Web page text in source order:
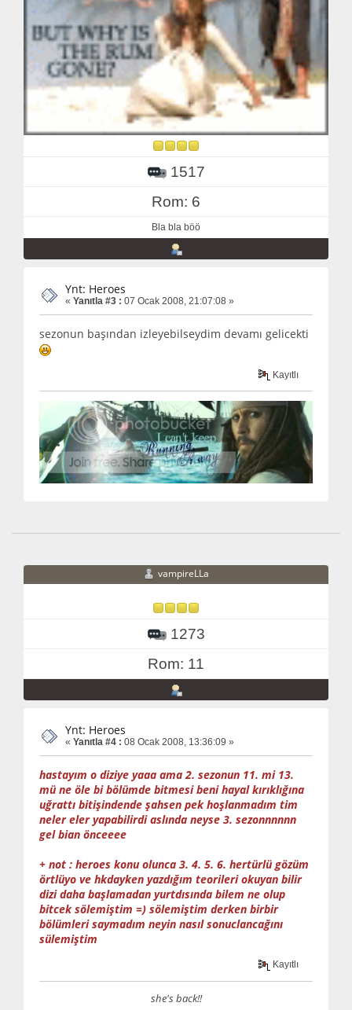
1517
Rom: 6
Bla bla böö
Ynt: Heroes
« Yanıtla #3 : 07 Ocak 2008, 21:07:08 »
sezonun başından izleyebilseydim devamı gelicekti
Kayıtlı
vampireLLa
1273
Rom: 11
Ynt: Heroes
« Yanıtla #4 : 08 Ocak 2008, 13:36:09 »
hastayım o diziye yaaa ama 2. sezonun 11. mi 13.
mü ne öle bi bölümde bitmesi beni hayal kırıklığına
uğrattı bitişindende şahsen pek hoşlanmadım tim
neler eler yapabilirdi aslında neyse 3. sezonnnnnn
gel bian önceeee
+ not : heroes konu olunca 3. 4. 5. 6. hertürlü gözüm
örtlüyo ve hkdayken yazdığım teorileri okuyan bilir
dizi daha başlamadan yurtdısında bilem ne olup
bitcek sölemiştim =) sölemiştim derken birbir
bölümleri saymadım neyin nasıl sonuclancağını
sülemiştim
Kayıtlı
she's back!!